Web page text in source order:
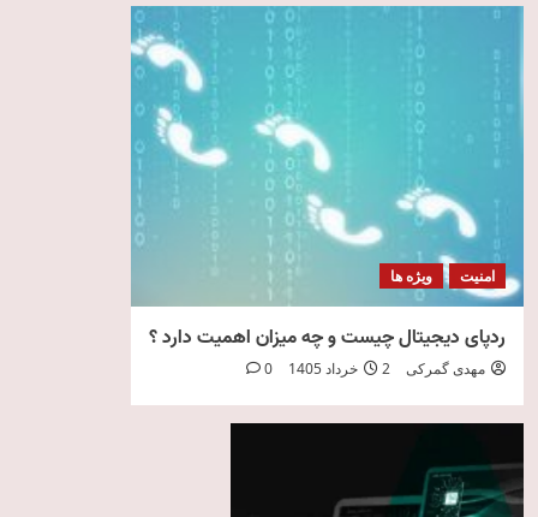
امنیت ویژه ها
ردپای دیجیتال چیست و چه میزان اهمیت دارد ؟
مهدی گمرکی 2 خرداد 1405 0